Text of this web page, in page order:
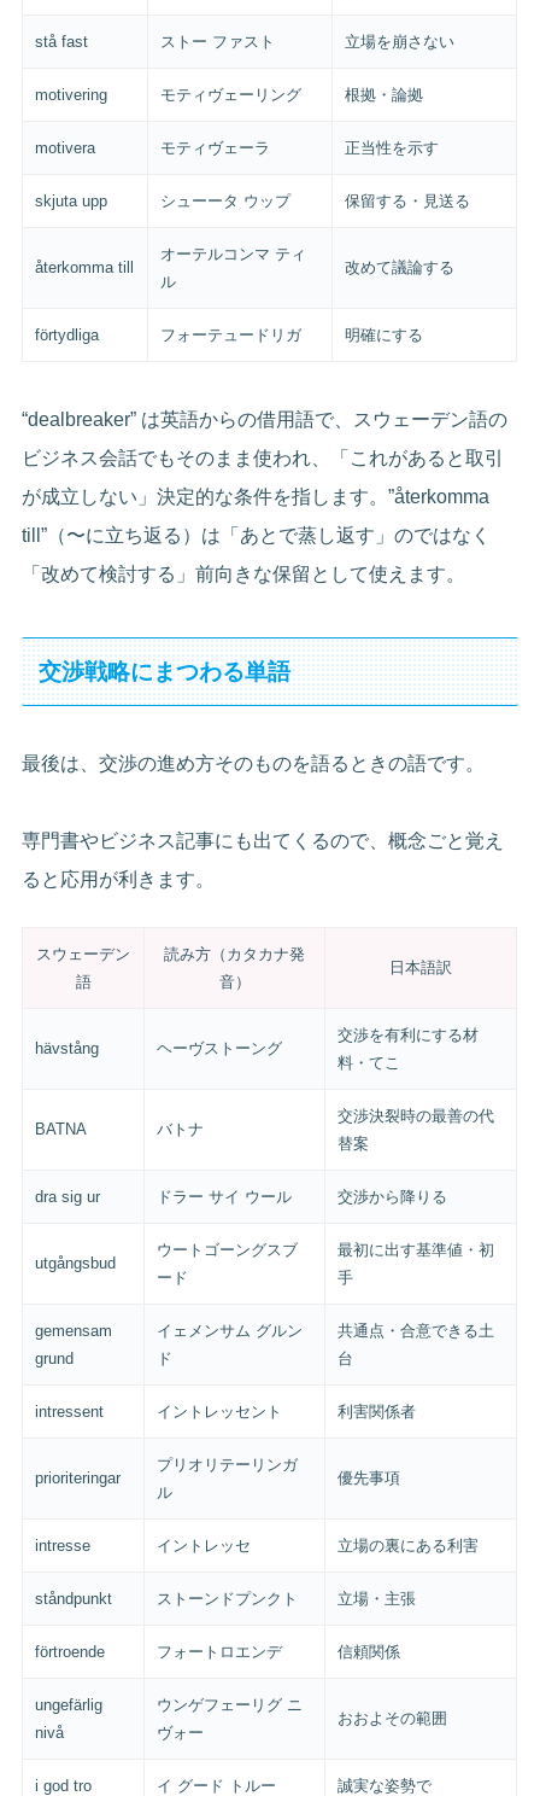
stå fast ストー ファスト 立場を崩さない
motivering モティヴェーリング 根拠・論拠
motivera モティヴェーラ 正当性を示す
skjuta upp シューータ ウップ 保留する・見送る
återkomma till
オーテルコンマ ティ
ル
改めて議論する
förtydliga フォーテュードリガ 明確にする
“dealbreaker” は英語からの借用語で、スウェーデン語の
ビジネス会話でもそのまま使われ、「これがあると取引
が成立しない」決定的な条件を指します。”återkomma
till”（〜に立ち返る）は「あとで蒸し返す」のではなく
「改めて検討する」前向きな保留として使えます。
交渉戦略にまつわる単語
最後は、交渉の進め方そのものを語るときの語です。
専門書やビジネス記事にも出てくるので、概念ごと覚え
ると応用が利きます。
スウェーデン
語
読み方（カタカナ発
音）
日本語訳
hävstång ヘーヴストーング
交渉を有利にする材
料・てこ
BATNA バトナ
交渉決裂時の最善の代
替案
dra sig ur ドラー サイ ウール 交渉から降りる
utgångsbud
ウートゴーングスブ
ード
最初に出す基準値・初
手
gemensam
grund
イェメンサム グルン
ド
共通点・合意できる土
台
intressent イントレッセント 利害関係者
prioriteringar
プリオリテーリンガ
ル
優先事項
intresse イントレッセ 立場の裏にある利害
ståndpunkt ストーンドプンクト 立場・主張
förtroende フォートロエンデ 信頼関係
ungefärlig
nivå
ウンゲフェーリグ ニ
ヴォー
おおよその範囲
i god tro イ グード トルー 誠実な姿勢で